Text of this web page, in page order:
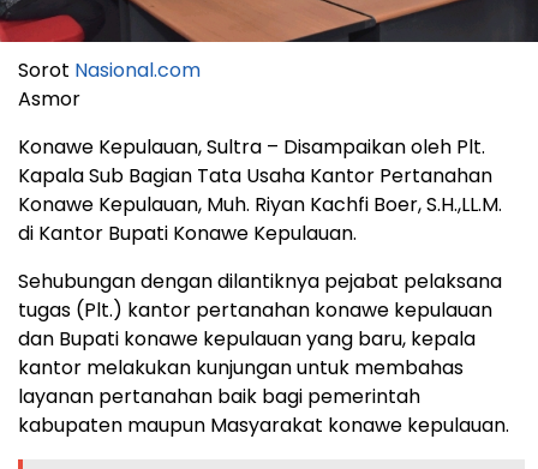
Sorot Nasional.com
Asmor
Konawe Kepulauan, Sultra – Disampaikan oleh Plt.
Kapala Sub Bagian Tata Usaha Kantor Pertanahan
Konawe Kepulauan, Muh. Riyan Kachfi Boer, S.H.,LL.M.
di Kantor Bupati Konawe Kepulauan.
Sehubungan dengan dilantiknya pejabat pelaksana
tugas (Plt.) kantor pertanahan konawe kepulauan
dan Bupati konawe kepulauan yang baru, kepala
kantor melakukan kunjungan untuk membahas
layanan pertanahan baik bagi pemerintah
kabupaten maupun Masyarakat konawe kepulauan.